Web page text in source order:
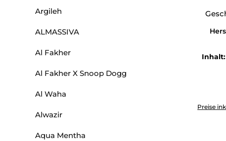
Argileh
ALMASSIVA
Al Fakher
Al Fakher X Snoop Dogg
Al Waha
Alwazir
Aqua Mentha
Preise
Produkt